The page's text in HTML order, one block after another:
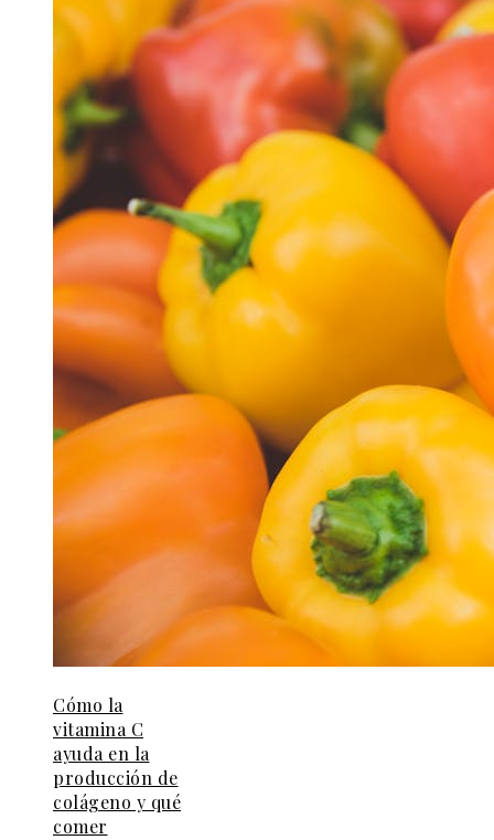
Cómo la
vitamina C
ayuda en la
producción de
colágeno y qué
comer